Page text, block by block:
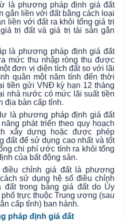
là phương pháp định giá đất
gắn liền với đất bằng cách loại
liền với đất ra khỏi tổng giá trị
trị đất và giá trị tài sản gắn
là phương pháp định giá đất
mức thu nhập ròng thu được
đơn vị diện tích đất so với lãi
quân một năm tính đến thời
tiền gửi VNĐ kỳ hạn 12 tháng
nhà nước có mức lãi suất tiền
địa bàn cấp tỉnh.
là phương pháp định giá đất
phát triển theo quy hoạch
xây dựng hoặc được phép
đất để sử dụng cao nhất và tốt
chi phí ước tính ra khỏi tổng
của bất động sản.
chỉnh giá đất là phương
sử dụng hệ số điều chỉnh
trong bảng giá đất do Ủy
trực thuộc Trung ương (sau
cấp tỉnh) ban hành.
pháp định giá đất